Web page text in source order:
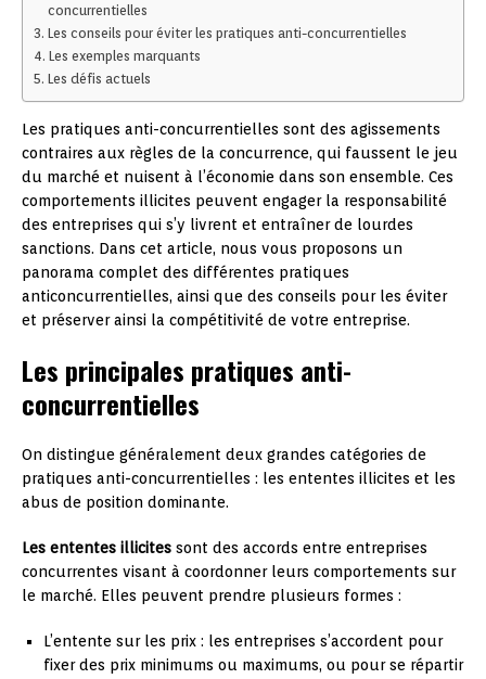
concurrentielles
Les conseils pour éviter les pratiques anti-concurrentielles
Les exemples marquants
Les défis actuels
Les pratiques anti-concurrentielles sont des agissements
contraires aux règles de la concurrence, qui faussent le jeu
du marché et nuisent à l’économie dans son ensemble. Ces
comportements illicites peuvent engager la responsabilité
des entreprises qui s’y livrent et entraîner de lourdes
sanctions. Dans cet article, nous vous proposons un
panorama complet des différentes pratiques
anticoncurrentielles, ainsi que des conseils pour les éviter
et préserver ainsi la compétitivité de votre entreprise.
Les principales pratiques anti-
concurrentielles
On distingue généralement deux grandes catégories de
pratiques anti-concurrentielles : les ententes illicites et les
abus de position dominante.
Les ententes illicites sont des accords entre entreprises
concurrentes visant à coordonner leurs comportements sur
le marché. Elles peuvent prendre plusieurs formes :
L’entente sur les prix : les entreprises s’accordent pour
fixer des prix minimums ou maximums, ou pour se répartir